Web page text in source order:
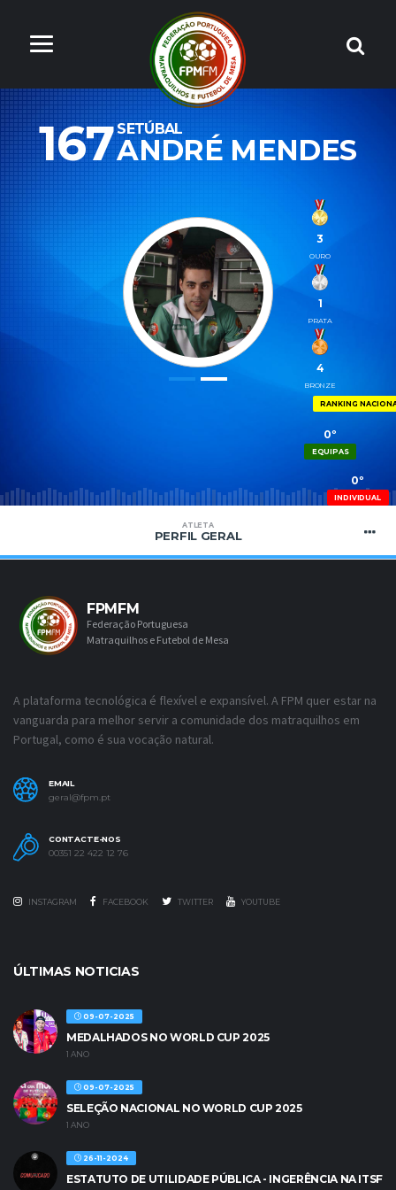
167SETÚBAL
ANDRÉ MENDES
3
OURO
1
PRATA
4
BRONZE
RANKING
0º
EQUIPAS
0º
INDIVIDUAL
ATLETA
PERFIL GERAL
FPMFM
Federação Portuguesa
Matraquilhos e Futebol de Mesa
A plataforma tecnológica é flexível e expansível. A FPM quer estar na
vanguarda para melhor servir a comunidade dos matraquilhos em
Portugal, como é sua vocação natural.
EMAIL
geral@fpm.pt
CONTACTE-NOS
00351 22 422 12 76
INSTAGRAM FACEBOOK TWITTER YOUTUBE
ÚLTIMAS NOTICIAS
09-07-2025
MEDALHADOS NO WORLD CUP 2025
1 ANO
09-07-2025
SELEÇÃO NACIONAL NO WORLD CUP 2025
1 ANO
26-11-2024
ESTATUTO DE UTILIDADE PÚBLICA - INGERÊNCIA NA ITSF